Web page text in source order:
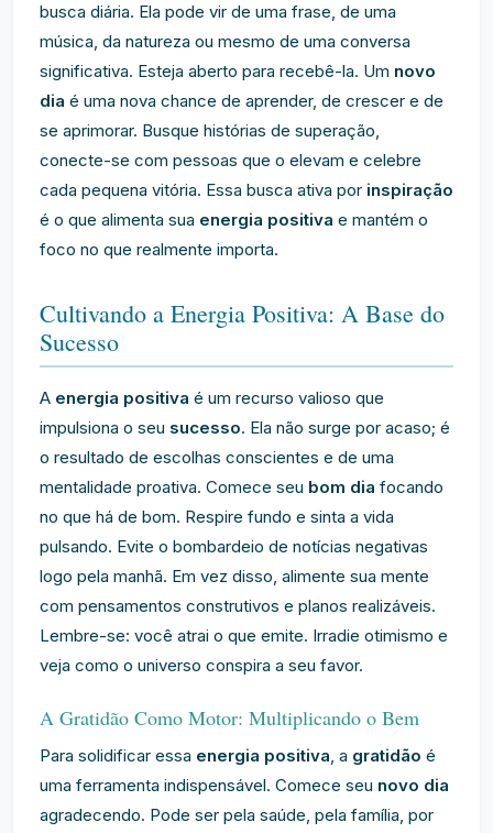
busca diária. Ela pode vir de uma frase, de uma
música, da natureza ou mesmo de uma conversa
significativa. Esteja aberto para recebê-la. Um novo
dia é uma nova chance de aprender, de crescer e de
se aprimorar. Busque histórias de superação,
conecte-se com pessoas que o elevam e celebre
cada pequena vitória. Essa busca ativa por inspiração
é o que alimenta sua energia positiva e mantém o
foco no que realmente importa.
Cultivando a Energia Positiva: A Base do
Sucesso
A energia positiva é um recurso valioso que
impulsiona o seu sucesso. Ela não surge por acaso; é
o resultado de escolhas conscientes e de uma
mentalidade proativa. Comece seu bom dia focando
no que há de bom. Respire fundo e sinta a vida
pulsando. Evite o bombardeio de notícias negativas
logo pela manhã. Em vez disso, alimente sua mente
com pensamentos construtivos e planos realizáveis.
Lembre-se: você atrai o que emite. Irradie otimismo e
veja como o universo conspira a seu favor.
A Gratidão Como Motor: Multiplicando o Bem
Para solidificar essa energia positiva, a gratidão é
uma ferramenta indispensável. Comece seu novo dia
agradecendo. Pode ser pela saúde, pela família, por